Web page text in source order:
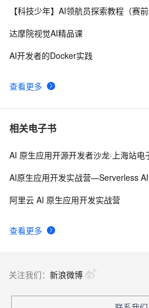
10微软开源创新LoRA组合方法，增强
查看更多
【科技少年】AI领航员探索教程（赛前
达摩院视觉AI精品课
AI开发者的Docker实践
相关电子书
查看更多
AI 原生应用开源开发者沙龙·上海站电
AI原生应用开发实战营—Serverless AI
阿里云 AI 原生应用开发实战营
关注我们： 新浪微博